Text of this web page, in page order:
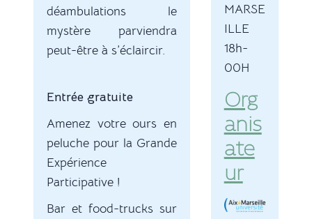
déambulations le
mystère parviendra
peut-être à s’éclaircir.
Entrée gratuite
Amenez votre ours en
peluche pour la Grande
Expérience
Participative !
Bar et food-trucks sur
MARSE
ILLE
18h-
00H
Org
anis
ate
ur